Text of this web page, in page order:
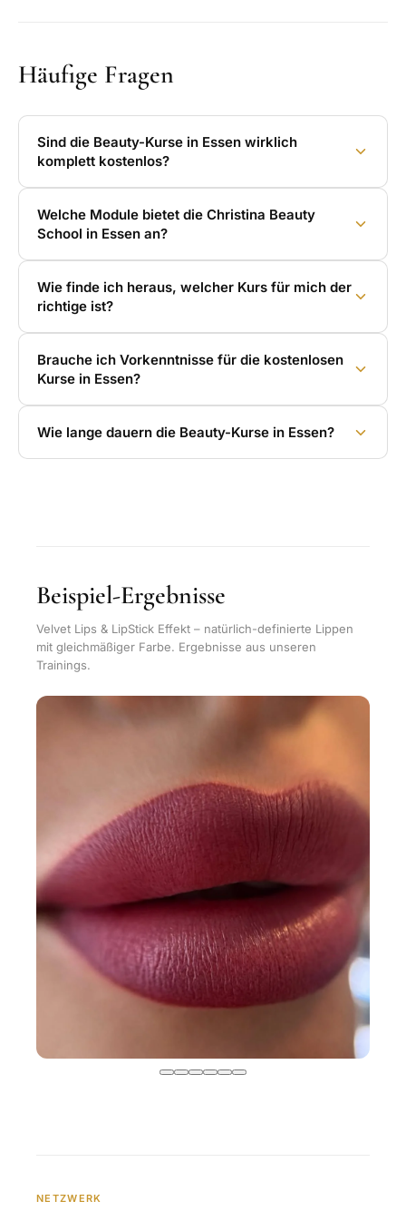
Häufige Fragen
Sind die Beauty-Kurse in Essen wirklich
komplett kostenlos?
Welche Module bietet die Christina Beauty
School in Essen an?
Wie finde ich heraus, welcher Kurs für mich der
richtige ist?
Brauche ich Vorkenntnisse für die kostenlosen
Kurse in Essen?
Wie lange dauern die Beauty-Kurse in Essen?
Beispiel-Ergebnisse
Velvet Lips & LipStick Effekt – natürlich-definierte Lippen
mit gleichmäßiger Farbe. Ergebnisse aus unseren
Trainings.
NETZWERK